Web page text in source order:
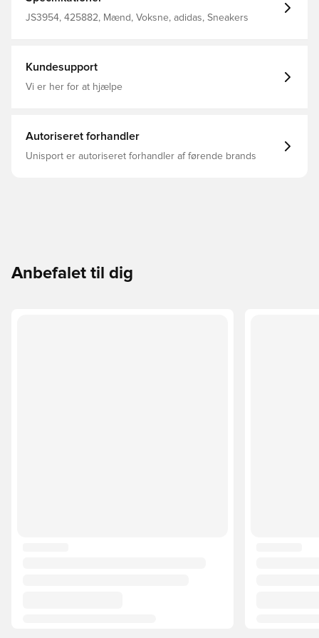
naturgummi tager din stil til nye højder. Du kan træde ind
i disse lavprofilerede legender og opdage, hvorfor
JS3954, 425882, Mænd, Voksne, adidas, Sneakers
Kundesupport
Vi er her for at hjælpe
Autoriseret forhandler
Unisport er autoriseret forhandler af førende brands
Anbefalet til dig